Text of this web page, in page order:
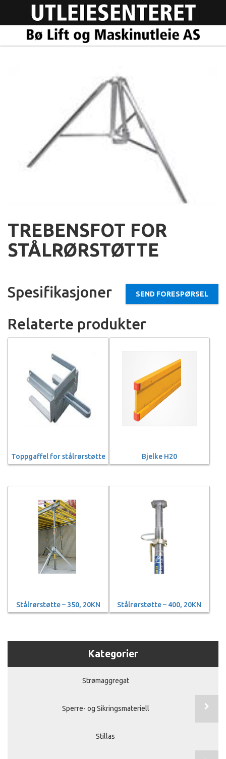
TREBENSFOT FOR
STÅLRØRSTØTTE
Spesifikasjoner SEND FORESPØRSEL
Relaterte produkter
Toppgaffel for stålrørstøtte Bjelke H20
Stålrørstøtte – 350, 20KN Stålrørstøtte – 400, 20KN
Kategorier
Strømaggregat
Sperre- og Sikringsmateriell
Stillas